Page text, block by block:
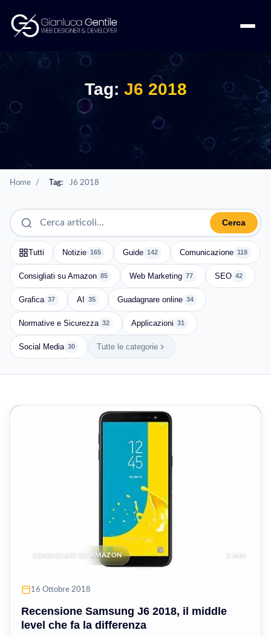
Tag: J6 2018
Home / Tag: J6 2018
Cerca
Tutti Notizie 165 Guide 142 Comunicazione 118
Consigliati su Amazon 85 Web Marketing 77 SEO 42
Grafica 37 AI 35 Guadagnare online 34
Normative e Sicurezza 32 Applicazioni 31
Social Media 30 Tutte le categorie
CONSIGLIATI SU AMAZON 3 MIN
16 Ottobre 2018
Recensione Samsung J6 2018, il middle
level che fa la differenza